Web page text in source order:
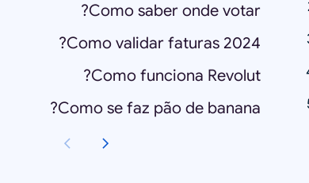
Como saber onde votar?
Como validar faturas 2024?
Como funciona Revolut?
Como se faz pão de banana?